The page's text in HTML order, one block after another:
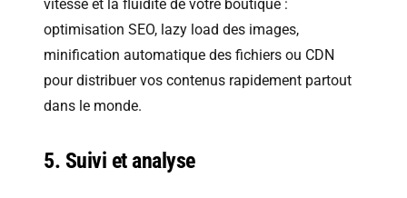
vitesse et la fluidité de votre boutique :
optimisation SEO, lazy load des images,
minification automatique des fichiers ou CDN
pour distribuer vos contenus rapidement partout
dans le monde.
5. Suivi et analyse